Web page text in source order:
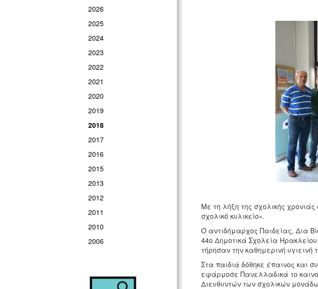
2026
2025
2024
2023
2022
2021
2020
2019
2018
2017
2016
2015
2013
2012
2011
2010
2006
Με τη λήξη της σχολικής
σχολικό κυλικείο».
Ο αντιδήμαρχος Παιδείας, Δια
44ο Δημοτικά Σχολεία
τήρησαν την καθημερινή υγιεινή
Στα παιδιά δόθηκε έπαινος και
εφάρμοσε Πανελλαδικά το
Διευθυντών των σχολικών